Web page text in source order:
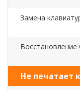
Замена
Восстановление
Не печатает